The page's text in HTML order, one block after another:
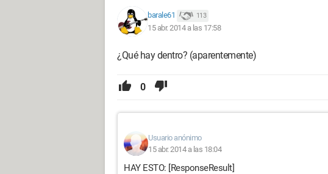
barale61 113
15 abr. 2014 a las 17:58
¿Qué hay dentro? (aparentemente)
0
Usuario anónimo
15 abr. 2014 a las 18:04
HAY ESTO: [ResponseResult]